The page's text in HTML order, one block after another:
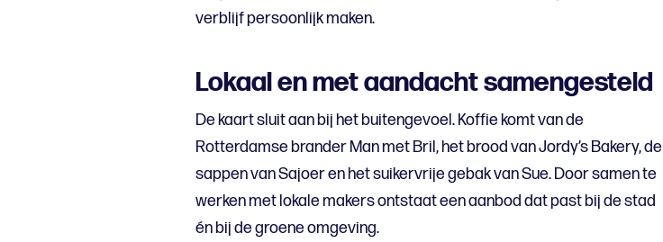
verblijf persoonlijk maken.
Lokaal en met aandacht samengesteld
De kaart sluit aan bij het buitengevoel. Koffie komt van de
Rotterdamse brander Man met Bril, het brood van Jordy’s Bakery, de
sappen van Sajoer en het suikervrije gebak van Sue. Door samen te
werken met lokale makers ontstaat een aanbod dat past bij de stad
én bij de groene omgeving.